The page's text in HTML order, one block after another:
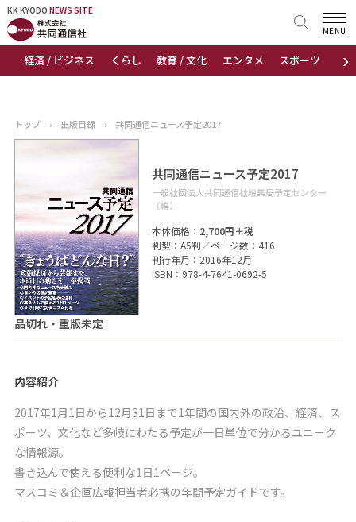
KK KYODO NEWS SITE
›
経済 / ビジネス くらし 教育 / 文化 エンタメ スポーツ 地域
MENU
KK KYODONEWS SITE
トップページ
ニュース
おすすめコンテンツ
会社概要
トップ › 出版目録 › 共同通信ニュース予定2017
共同通信ニュース予定2017
一般社団法人共同通信社編集局予定センター
（編）
本体価格： 2,700円＋税
判型：A5判／ページ数：416
刊行年月：2016年12月
ISBN：978-4-7641-0692-5
品切れ・重版未定
内容紹介
2017年1月1日から12月31日まで1年間の国内外の政治、経済、ス
ポーツ、文化など多岐にわたる予定が一日単位で分かるユニーク
な情報源。
書き込んで使える便利な1日1ページ。
マスコミ＆企画広報担当者必携の年間予定ガイドです。